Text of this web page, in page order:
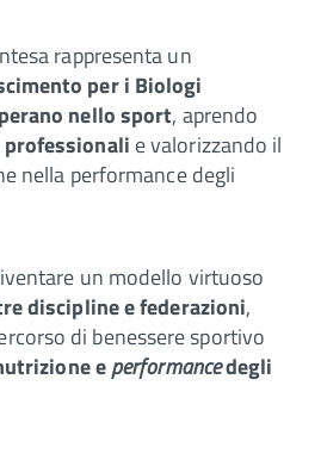
rappresenta un
per i Biologi
nello sport, aprendo
e valorizzando il
nella performance degli
un modello virtuoso
discipline e federazioni,
di benessere sportivo
eperformancedegli